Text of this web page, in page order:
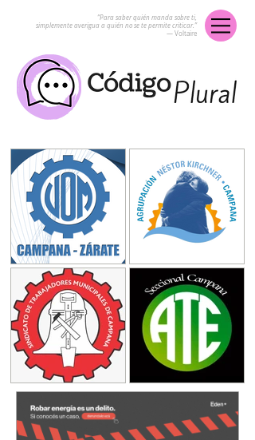
“Para saber quién manda sobre ti,
simplemente averigua a quién no se te permite criticar.”
― Voltaire